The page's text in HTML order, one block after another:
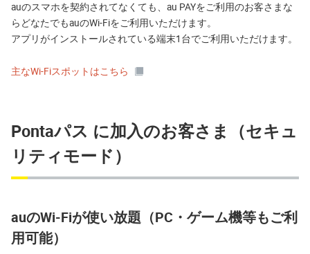
auのスマホを契約されてなくても、au PAYをご利用のお客さまな
らどなたでもauのWi-Fiをご利用いただけます。
アプリがインストールされている端末1台でご利用いただけます。
主なWi-Fiスポットはこちら
Pontaパス に加入のお客さま（セキュ
リティモード）
auのWi-Fiが使い放題（PC・ゲーム機等もご利
用可能）